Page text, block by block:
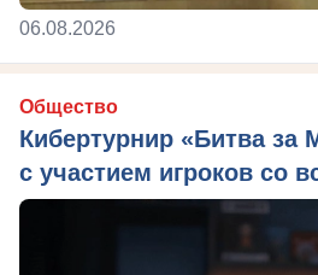
06.08.2026
Общество
Кибертурнир «Битва за
с участием игроков со